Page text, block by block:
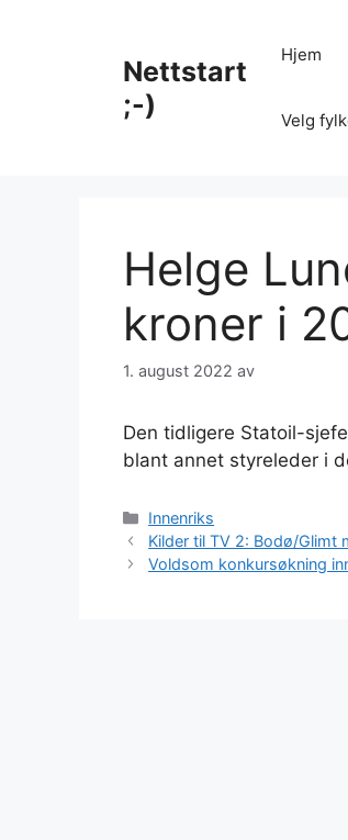
Nettstart
;-)
Hjem
Velg
Helge
kroner i
1. august 2022 av
Den tidligere Statoil-
blant annet styreleder i
Kategorier
Innenriks
Kilder til TV 2: Bodø/Glimt
Voldsom konkursøkning